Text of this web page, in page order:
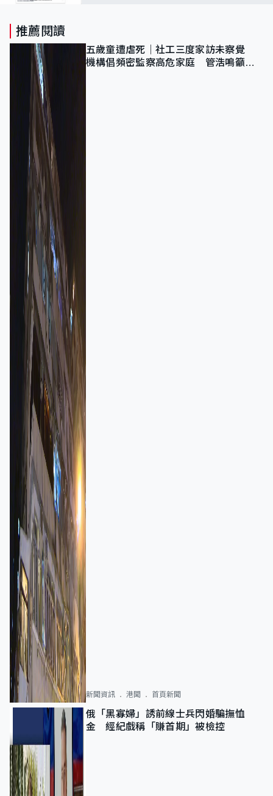
推薦閱讀
五歲童遭虐死｜社工三度家訪未察覺
機構倡頻密監察高危家庭 管浩鳴籲加
新聞資訊 港聞 首頁新聞
俄「黑寡婦」誘前線士兵閃婚騙撫恤
金 經紀戲稱「賺首期」被檢控